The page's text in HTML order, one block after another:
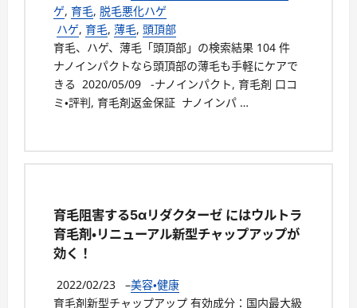
ゲ, 育毛, 脱毛悪化ハゲ
ハゲ, 育毛, 薄毛, 頭頂部
育毛、ハゲ、薄毛「頭頂部」の検索結果 104 件
ナノインパクトなら頭頂部の薄毛も手軽にケアで
きる 2020/05/09 -ナノインパクト, 育毛剤 口コ
ミ・評判, 育毛剤返金保証 ナノインパ …
育毛阻害する5αリダクターゼ にはウルトラ
育毛剤・リニューアル新型チャップアップが
効く！
2022/02/23 –美容・健康
育毛剤新型チャップアップ 有効成分：国内最大級